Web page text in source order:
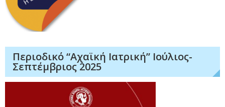
Περιοδικό “Αχαϊκή Ιατρική” Ιούλιος-
Σεπτέμβριος 2025